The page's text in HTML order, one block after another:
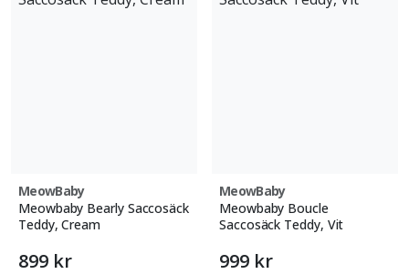
MeowBaby
Meowbaby Bearly Saccosäck
Teddy, Cream
899 kr
MeowBaby
Meowbaby Boucle
Saccosäck Teddy, Vit
999 kr